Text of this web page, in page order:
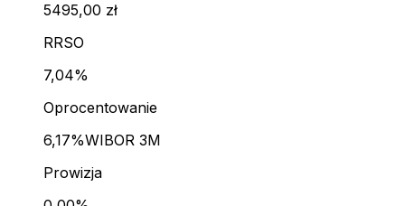
5495,00 zł
RRSO
7,04%
Oprocentowanie
6,17%WIBOR 3M
Prowizja